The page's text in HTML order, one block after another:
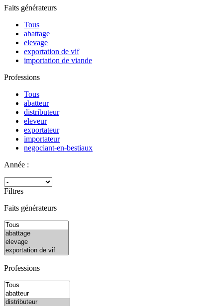
Faits générateurs
Tous
abattage
elevage
exportation de vif
importation de viande
Professions
Tous
abatteur
distributeur
eleveur
exportateur
importateur
negociant-en-bestiaux
Année :
Filtres
Faits générateurs
Professions